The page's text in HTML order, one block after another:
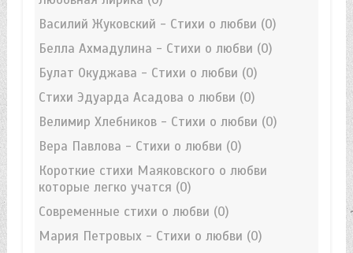
Василий Жуковский - Стихи о любви (0)
Белла Ахмадулина - Стихи о любви (0)
Булат Окуджава - Стихи о любви (0)
Стихи Эдуарда Асадова о любви (0)
Велимир Хлебников - Стихи о любви (0)
Вера Павлова - Стихи о любви (0)
Короткие стихи Маяковского о любви
которые легко учатся (0)
Современные стихи о любви (0)
Мария Петровых - Стихи о любви (0)